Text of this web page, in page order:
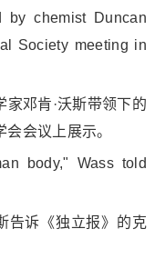
by chemist Duncan
Society meeting in
邓肯·沃斯带领下的
会议上展示。
body," Wass told
告诉《独立报》的克